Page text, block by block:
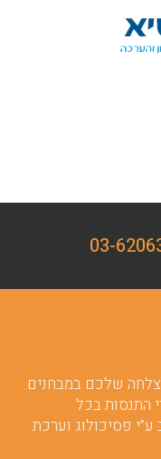
שלכם במבחנים.
התנסות בכל
פסיכולוג וערכת